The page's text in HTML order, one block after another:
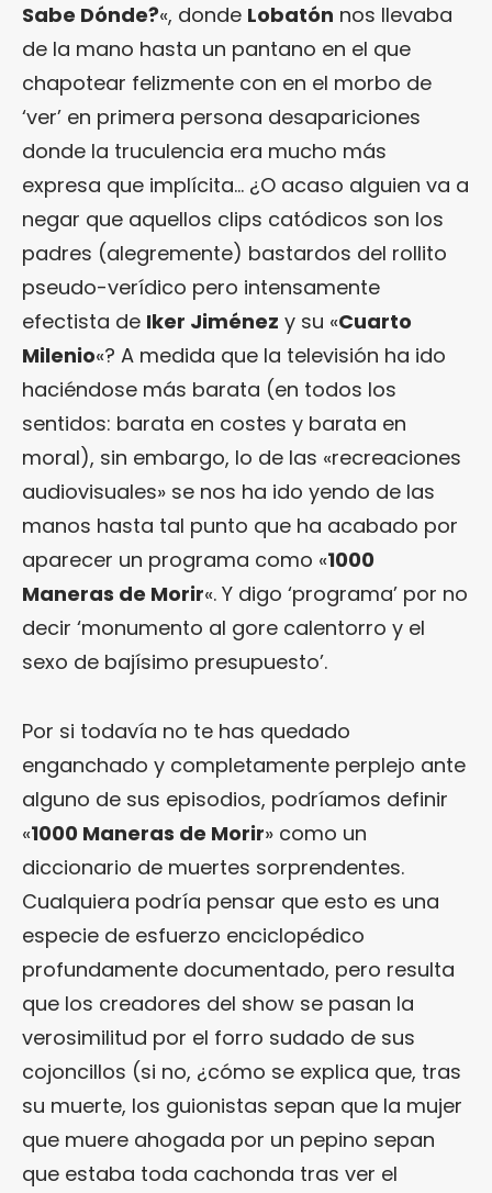
Sabe Dónde?«, donde Lobatón nos llevaba
de la mano hasta un pantano en el que
chapotear felizmente con en el morbo de
‘ver’ en primera persona desapariciones
donde la truculencia era mucho más
expresa que implícita… ¿O acaso alguien va a
negar que aquellos clips catódicos son los
padres (alegremente) bastardos del rollito
pseudo-verídico pero intensamente
efectista de Iker Jiménez y su «Cuarto
Milenio«? A medida que la televisión ha ido
haciéndose más barata (en todos los
sentidos: barata en costes y barata en
moral), sin embargo, lo de las «recreaciones
audiovisuales» se nos ha ido yendo de las
manos hasta tal punto que ha acabado por
aparecer un programa como «1000
Maneras de Morir«. Y digo ‘programa’ por no
decir ‘monumento al gore calentorro y el
sexo de bajísimo presupuesto’.
Por si todavía no te has quedado
enganchado y completamente perplejo ante
alguno de sus episodios, podríamos definir
«1000 Maneras de Morir» como un
diccionario de muertes sorprendentes.
Cualquiera podría pensar que esto es una
especie de esfuerzo enciclopédico
profundamente documentado, pero resulta
que los creadores del show se pasan la
verosimilitud por el forro sudado de sus
cojoncillos (si no, ¿cómo se explica que, tras
su muerte, los guionistas sepan que la mujer
que muere ahogada por un pepino sepan
que estaba toda cachonda tras ver el